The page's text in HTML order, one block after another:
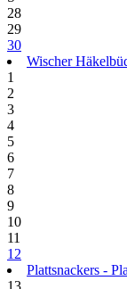
28
29
30
Wischer
1
2
3
4
5
6
7
8
9
10
11
12
Plattsnackers -